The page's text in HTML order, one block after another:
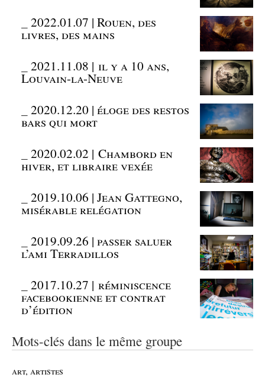
_2022.01.07 | Rouen, des
livres, des mains
_2021.11.08 | il y a 10 ans,
Louvain-la-Neuve
_2020.12.20 | éloge des restos
bars qui mort
_2020.02.02 | Chambord en
hiver, et libraire vexée
_2019.10.06 | Jean Gattegno,
misérable relégation
_2019.09.26 | passer saluer
l’ami Terradillos
_2017.10.27 | réminiscence
facebookienne et contrat
d’édition
Mots-clés dans le même groupe
art, artistes